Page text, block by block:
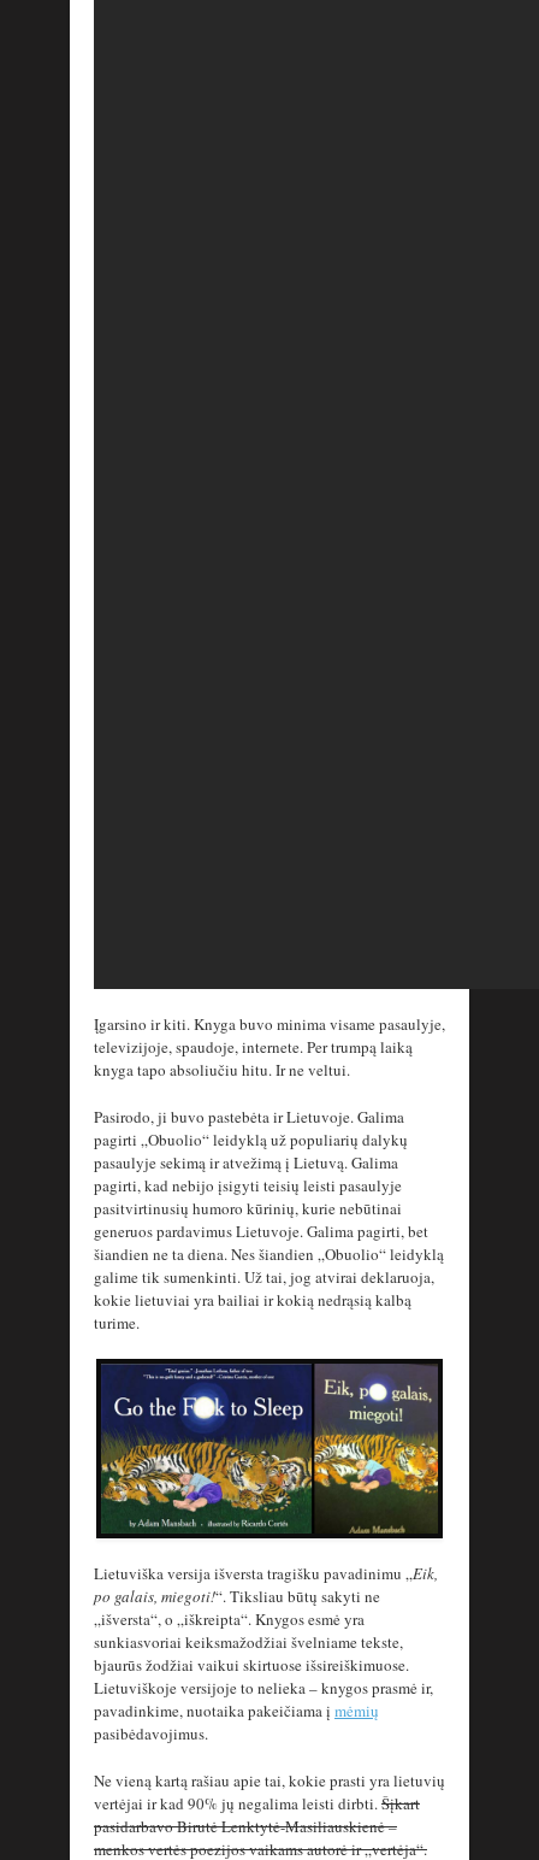
Įgarsino ir kiti. Knyga buvo minima visame pasaulyje,
televizijoje, spaudoje, internete. Per trumpą laiką
knyga tapo absoliučiu hitu. Ir ne veltui.
Pasirodo, ji buvo pastebėta ir Lietuvoje. Galima
pagirti „Obuolio“ leidyklą už populiarių dalykų
pasaulyje sekimą ir atvežimą į Lietuvą. Galima
pagirti, kad nebijo įsigyti teisių leisti pasaulyje
pasitvirtinusių humoro kūrinių, kurie nebūtinai
generuos pardavimus Lietuvoje. Galima pagirti, bet
šiandien ne ta diena. Nes šiandien „Obuolio“ leidyklą
galime tik sumenkinti. Už tai, jog atvirai deklaruoja,
kokie lietuviai yra bailiai ir kokią nedrąsią kalbą
turime.
Lietuviška versija išversta tragišku pavadinimu „Eik,
po galais, miegoti!“. Tiksliau būtų sakyti ne
„išversta“, o „iškreipta“. Knygos esmė yra
sunkiasvoriai keiksmažodžiai švelniame tekste,
bjaurūs žodžiai vaikui skirtuose išsireiškimuose.
Lietuviškoje versijoje to nelieka – knygos prasmė ir,
pavadinkime, nuotaika pakeičiama į mėmių
pasibėdavojimus.
Ne vieną kartą rašiau apie tai, kokie prasti yra lietuvių
vertėjai ir kad 90% jų negalima leisti dirbti. Šįkart
pasidarbavo Birutė Lenktytė-Masiliauskienė –
menkos vertės poezijos vaikams autorė ir „vertėja“.